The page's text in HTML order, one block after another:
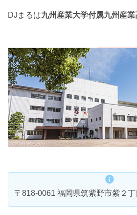
DJまるは九州産業大学付属九州産業
〒818-0061 福岡県筑紫野市紫２丁